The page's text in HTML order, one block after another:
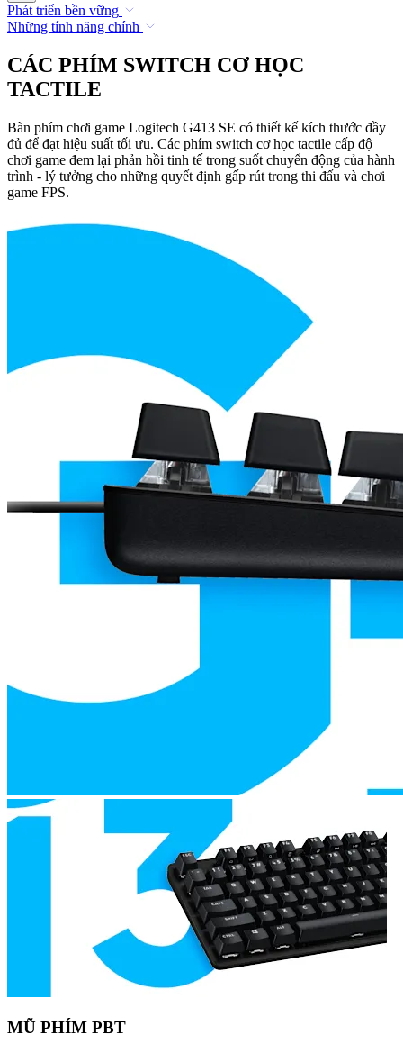
Phát triển bền vững
Những tính năng chính
CÁC PHÍM SWITCH CƠ HỌC
TACTILE
Bàn phím chơi game Logitech G413 SE có thiết kế kích thước đầy
đủ để đạt hiệu suất tối ưu. Các phím switch cơ học tactile cấp độ
chơi game đem lại phản hồi tinh tế trong suốt chuyển động của hành
trình - lý tưởng cho những quyết định gấp rút trong thi đấu và chơi
game FPS.
MŨ PHÍM PBT